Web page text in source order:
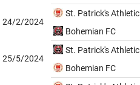
24/2/2024
St. Patrick's Athletic
Bohemian FC
25/5/2024
St. Patrick's Athletic
Bohemian FC